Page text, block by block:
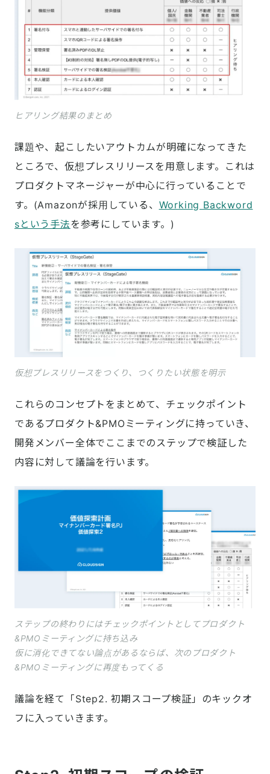
ヒアリング結果のまとめ
課題や、起こしたいアウトカムが明確になってきた
ところで、仮想プレスリリースを用意します。これは
プロダクトマネージャーが中心に行っていることで
す。(Amazonが採用している、 Working Backword
sという手法を参考にしています。)
仮想プレスリリースをつくり、つくりたい状態を明示
これらのコンセプトをまとめて、チェックポイント
であるプロダクト&PMOミーティングに持っていき、
開発メンバー全体でここまでのステップで検証した
内容に対して議論を行います。
ステップの終わりにはチェックポイントとしてプロダクト
&PMOミーティングに持ち込み
仮に消化できてない論点があるならば、次のプロダクト
&PMOミーティングに再度もってくる
議論を経て「Step2. 初期スコープ検証」のキックオ
フに入っていきます。